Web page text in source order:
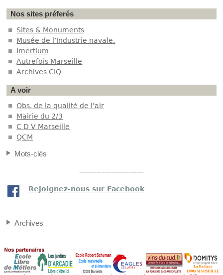
Nos sites préferés
Sites & Monuments
Musée de l’Industrie navale.
Imertium
Autrefois Marseille
Archives CIQ
A voir
Obs. de la qualité de l'air
Mairie du 2/3
C D V Marseille
QCM
Mots-clés
--------------------------
Rejoignez-nous sur Facebook
Archives